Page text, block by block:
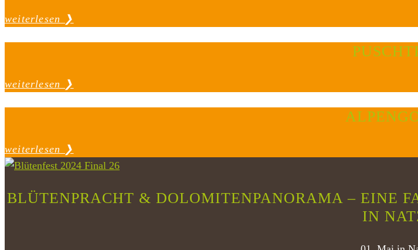
weiterlesen ❯
weiterlesen ❯
weiterlesen ❯
BLÜTENPRACHT & DOLOMITENPANORAMA – EINE
IN